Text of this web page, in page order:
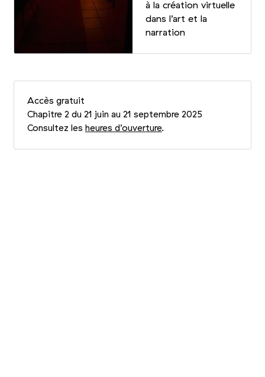
à la création virtuelle
dans l’art et la
narration
Accès gratuit
Chapitre 2 du 21 juin au 21 septembre 2025
Consultez les heures d’ouverture.